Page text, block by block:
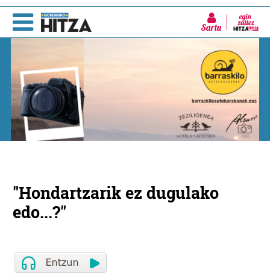
Sartu
"Hondartzarik ez dugulako
edo...?"